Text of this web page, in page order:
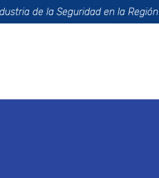
de la Seguridad en la Región